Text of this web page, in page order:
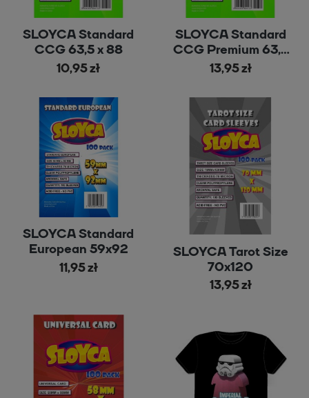
SLOYCA Standard
CCG 63,5 x 88
10,95 zł
SLOYCA Standard
CCG Premium 63,5
x 88
13,95 zł
SLOYCA Standard
European 59x92
11,95 zł
SLOYCA Tarot Size
70x120
13,95 zł